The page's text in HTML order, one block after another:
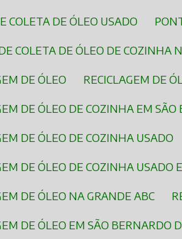
COLETA DE ÓLEO USADO
DE COLETA DE ÓLEO DE COZINHA
DE ÓLEO RECICLAGEM DE
DE ÓLEO DE COZINHA EM
DE ÓLEO DE COZINHA USADO
DE ÓLEO DE COZINHA
DE ÓLEO NA GRANDE ABC
DE ÓLEO EM SÃO BERNARDO